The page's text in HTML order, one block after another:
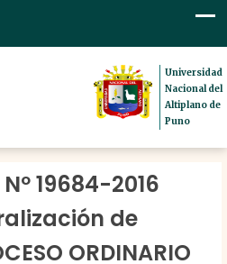
Universidad
Nacional del
Altiplano de
Puno
Nº 19684-2016
de
ORDINARIO